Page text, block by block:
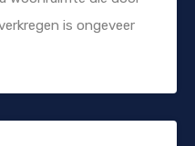
is ongeveer